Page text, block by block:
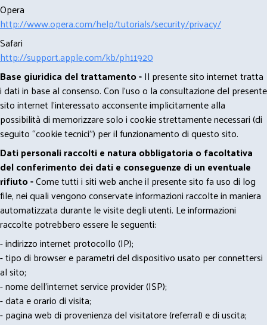
Opera
http://www.opera.com/help/tutorials/security/privacy/
Safari
http://support.apple.com/kb/ph11920
Base giuridica del trattamento -Il presente sito internet tratta
i dati in base al consenso. Con l'uso o la consultazione del presente
sito internet l’interessato acconsente implicitamente alla
possibilità di memorizzare solo i cookie strettamente necessari (di
seguito “cookie tecnici”) per il funzionamento di questo sito.
Dati personali raccolti e natura obbligatoria o facoltativa
del conferimento dei dati e conseguenze di un eventuale
rifiuto -Come tutti i siti web anche il presente sito fa uso di log
file, nei quali vengono conservate informazioni raccolte in maniera
automatizzata durante le visite degli utenti. Le informazioni
raccolte potrebbero essere le seguenti:
- indirizzo internet protocollo (IP);
- tipo di browser e parametri del dispositivo usato per connettersi
al sito;
- nome dell'internet service provider (ISP);
- data e orario di visita;
- pagina web di provenienza del visitatore (referral) e di uscita;